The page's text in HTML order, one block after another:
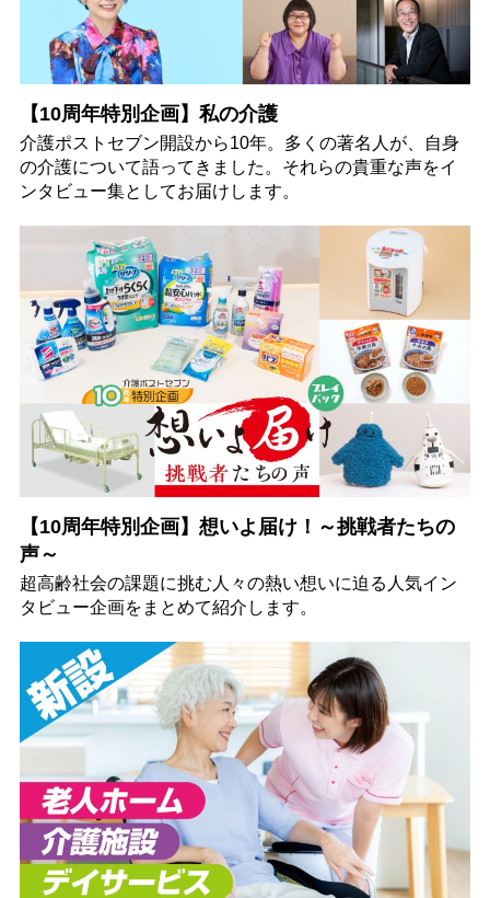
【10周年特別企画】私の介護
介護ポストセブン開設から10年。多くの著名人が、自身
の介護について語ってきました。それらの貴重な声をイ
ンタビュー集としてお届けします。
【10周年特別企画】想いよ届け！～挑戦者たちの
声～
超高齢社会の課題に挑む人々の熱い想いに迫る人気イン
タビュー企画をまとめて紹介します。